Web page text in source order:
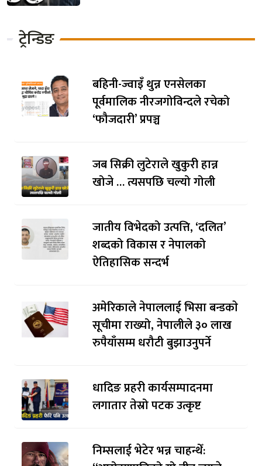
ट्रेन्डिङ
बहिनी-ज्वाइँ थुन्न एनसेलका
पूर्वमालिक नीरजगोविन्दले रचेको
‘फौजदारी’ प्रपञ्च
जब सिक्री लुटेराले खुकुरी हान्न
खोजे … त्यसपछि चल्यो गोली
जातीय विभेदको उत्पत्ति, ‘दलित’
शब्दको विकास र नेपालको
ऐतिहासिक सन्दर्भ
अमेरिकाले नेपाललाई भिसा बन्डकाे
सूचीमा राख्यो, नेपालीले ३० लाख
रुपैयाँसम्म धरौटी बुझाउनुपर्ने
धादिङ प्रहरी कार्यसम्पादनमा
लगातार तेस्रो पटक उत्कृष्ट
निम्सलाई भेटेर भन्न चाहन्थेँ: